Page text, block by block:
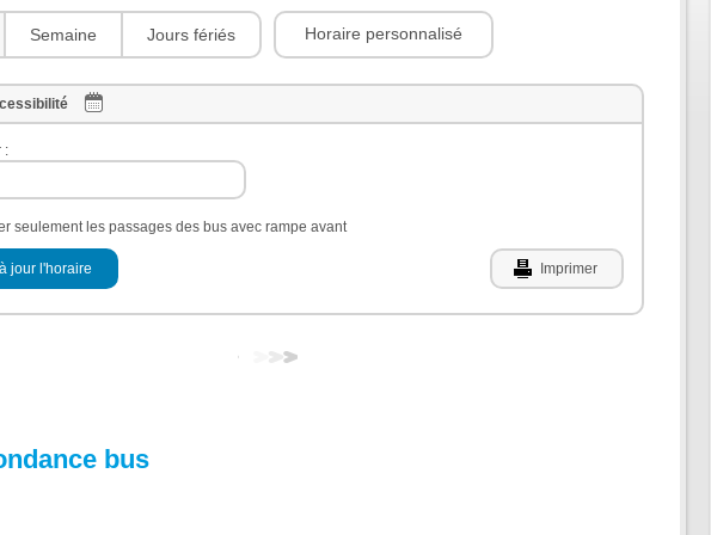
Semaine Jours fériés Horaire personnalisé
:
seulement les passages des bus avec rampe avant
jour l'horaire Imprimer
bus